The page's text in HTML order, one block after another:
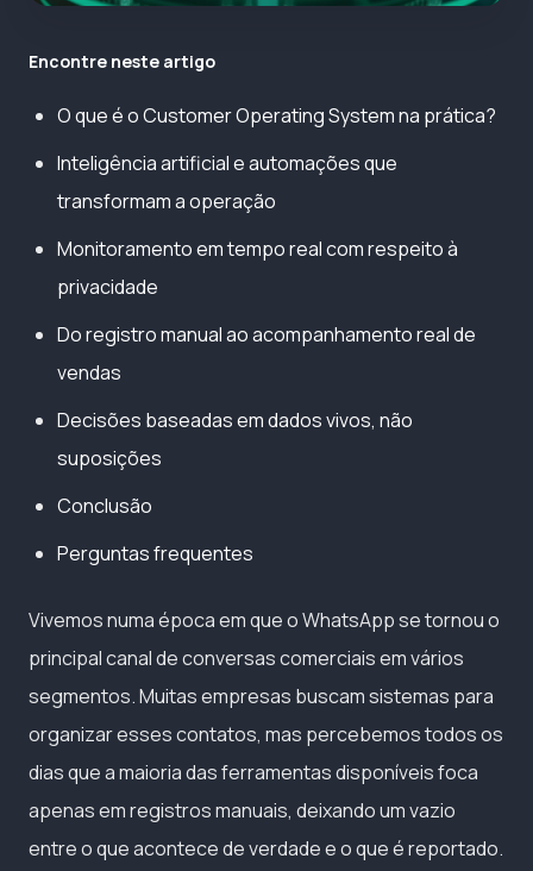
Encontre neste artigo
O que é o Customer Operating System na prática?
Inteligência artificial e automações que
transformam a operação
Monitoramento em tempo real com respeito à
privacidade
Do registro manual ao acompanhamento real de
vendas
Decisões baseadas em dados vivos, não
suposições
Conclusão
Perguntas frequentes
Vivemos numa época em que o WhatsApp se tornou o
principal canal de conversas comerciais em vários
segmentos. Muitas empresas buscam sistemas para
organizar esses contatos, mas percebemos todos os
dias que a maioria das ferramentas disponíveis foca
apenas em registros manuais, deixando um vazio
entre o que acontece de verdade e o que é reportado.